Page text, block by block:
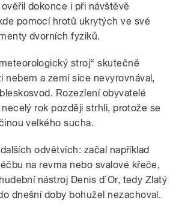
dokonce i při návštěvě
pomocí hrotů ukrytých ve své
dvorních fyziků.
stroj“ skutečně
nebem a zemí sice nevyrovnával,
Rozezlení obyvatelé
rok později strhli, protože se
velkého sucha.
odvětvích: začal například
na revma nebo svalové křeče,
nástroj Denis d´Or, tedy Zlatý
dnešní doby bohužel nezachoval.